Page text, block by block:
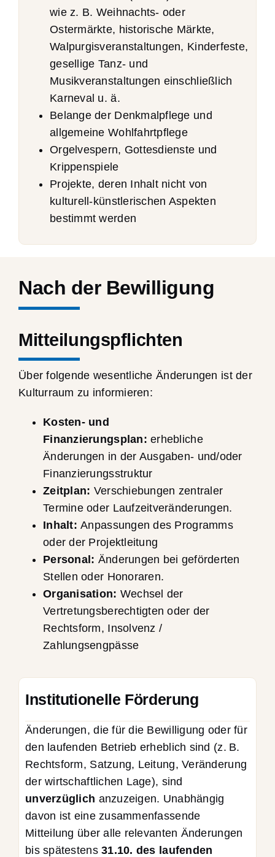
wie z. B. Weihnachts- oder
Ostermärkte, historische Märkte,
Walpurgisveranstaltungen, Kinderfeste,
gesellige Tanz- und
Musikveranstaltungen einschließlich
Karneval u. ä.
Belange der Denkmalpflege und
allgemeine Wohlfahrtpflege
Orgelvespern, Gottesdienste und
Krippenspiele
Projekte, deren Inhalt nicht von
kulturell-künstlerischen Aspekten
bestimmt werden
Nach der Bewilligung
Mitteilungspflichten
Über folgende wesentliche Änderungen ist der
Kulturraum zu informieren:
Kosten- und
Finanzierungsplan: erhebliche
Änderungen in der Ausgaben- und/oder
Finanzierungsstruktur
Zeitplan: Verschiebungen zentraler
Termine oder Laufzeitveränderungen.
Inhalt: Anpassungen des Programms
oder der Projektleitung
Personal: Änderungen bei geförderten
Stellen oder Honoraren.
Organisation: Wechsel der
Vertretungsberechtigten oder der
Rechtsform, Insolvenz /
Zahlungsengpässe
Institutionelle Förderung
Änderungen, die für die Bewilligung oder für
den laufenden Betrieb erheblich sind (z. B.
Rechtsform, Satzung, Leitung, Veränderung
der wirtschaftlichen Lage), sind
unverzüglich anzuzeigen. Unabhängig
davon ist eine zusammenfassende
Mitteilung über alle relevanten Änderungen
bis spätestens31.10. des laufenden